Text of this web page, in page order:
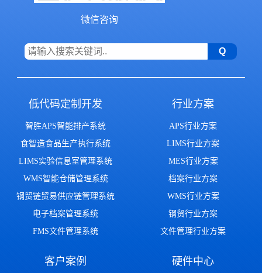
微信咨询
低代码定制开发
智胜APS智能排产系统
食智造食品生产执行系统
LIMS实验信息室管理系统
WMS智能仓储管理系统
钢贸链贸易供应链管理系统
电子档案管理系统
FMS文件管理系统
行业方案
APS行业方案
LIMS行业方案
MES行业方案
档案行业方案
WMS行业方案
钢贸行业方案
文件管理行业方案
客户案例 硬件中心